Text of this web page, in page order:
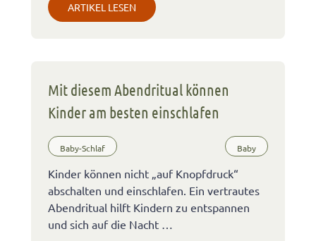
ARTIKEL LESEN
Mit diesem Abendritual können
Kinder am besten einschlafen
Baby-Schlaf Baby
Kinder können nicht „auf Knopfdruck“
abschalten und einschlafen. Ein vertrautes
Abendritual hilft Kindern zu entspannen
und sich auf die Nacht …